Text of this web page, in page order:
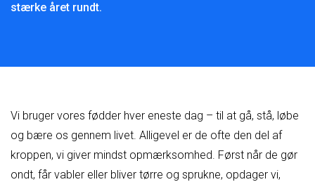
stærke året rundt.
Vi bruger vores fødder hver eneste dag – til at gå, stå, løbe
og bære os gennem livet. Alligevel er de ofte den del af
kroppen, vi giver mindst opmærksomhed. Først når de gør
ondt, får vabler eller bliver tørre og sprukne, opdager vi,